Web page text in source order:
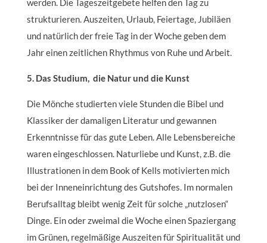
werden. Die Tageszeitgebete helfen den Tag zu
strukturieren. Auszeiten, Urlaub, Feiertage, Jubiläen
und natürlich der freie Tag in der Woche geben dem
Jahr einen zeitlichen Rhythmus von Ruhe und Arbeit.
5. Das Studium, die Natur und die Kunst
Die Mönche studierten viele Stunden die Bibel und
Klassiker der damaligen Literatur und gewannen
Erkenntnisse für das gute Leben. Alle Lebensbereiche
waren eingeschlossen. Naturliebe und Kunst, z.B. die
Illustrationen in dem Book of Kells motivierten mich
bei der Inneneinrichtung des Gutshofes. Im normalen
Berufsalltag bleibt wenig Zeit für solche „nutzlosen“
Dinge. Ein oder zweimal die Woche einen Spaziergang
im Grünen, regelmäßige Auszeiten für Spiritualität und